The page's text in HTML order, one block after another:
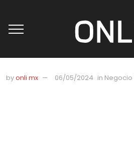
byonli mx 06/05/2024 in Negocio